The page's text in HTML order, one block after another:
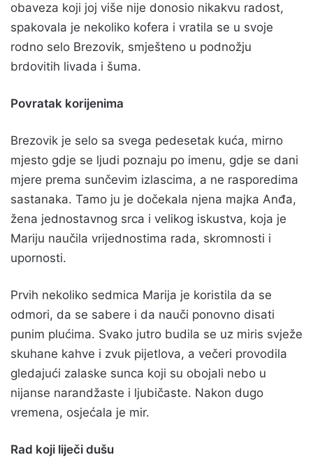
obaveza koji joj više nije donosio nikakvu radost,
spakovala je nekoliko kofera i vratila se u svoje
rodno selo Brezovik, smješteno u podnožju
brdovitih livada i šuma.
Povratak korijenima
Brezovik je selo sa svega pedesetak kuća, mirno
mjesto gdje se ljudi poznaju po imenu, gdje se dani
mjere prema sunčevim izlascima, a ne rasporedima
sastanaka. Tamo ju je dočekala njena majka Anđa,
žena jednostavnog srca i velikog iskustva, koja je
Mariju naučila vrijednostima rada, skromnosti i
upornosti.
Prvih nekoliko sedmica Marija je koristila da se
odmori, da se sabere i da nauči ponovno disati
punim plućima. Svako jutro budila se uz miris svježe
skuhane kahve i zvuk pijetlova, a večeri provodila
gledajući zalaske sunca koji su obojali nebo u
nijanse narandžaste i ljubičaste. Nakon dugo
vremena, osjećala je mir.
Rad koji liječi dušu